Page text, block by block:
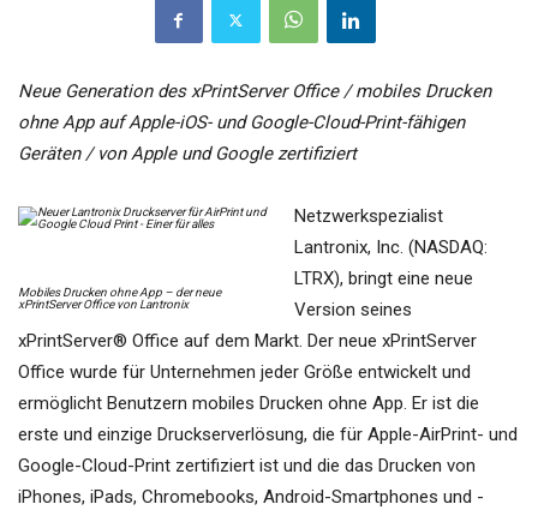
Neue Generation des xPrintServer Office / mobiles Drucken
ohne App auf Apple-iOS- und Google-Cloud-Print-fähigen
Geräten / von Apple und Google zertifiziert
Mobiles Drucken ohne App – der neue
xPrintServer Office von Lantronix
Netzwerkspezialist
Lantronix, Inc. (NASDAQ:
LTRX), bringt eine neue
Version seines
xPrintServer® Office auf dem Markt. Der neue xPrintServer
Office wurde für Unternehmen jeder Größe entwickelt und
ermöglicht Benutzern mobiles Drucken ohne App. Er ist die
erste und einzige Druckserverlösung, die für Apple-AirPrint- und
Google-Cloud-Print zertifiziert ist und die das Drucken von
iPhones, iPads, Chromebooks, Android-Smartphones und -